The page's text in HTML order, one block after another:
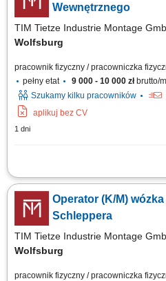
terenie magazynu logistycznego;
Wewnętrznego
TIM Tietze Industrie Montage
Wolfsburg
pracownik fizyczny / pracowniczka
pełny etat
9 000 - 10 000 złbrutto/
Szukamy kilku pracowników
aplikuj bez CV
1 dni
Opis stanowiska: transport materiałów i
produkcyjnymi, obsługa sprzętu
wspieranie procesów logistycznych i
terminowości dostaw komponentów na
bezpieczeństwa w miejscu pracy.
Operator (K/M) wózka
Schleppera
TIM Tietze Industrie Montage
Wolfsburg
pracownik fizyczny / pracowniczka